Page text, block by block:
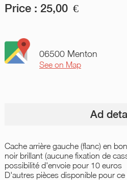
Price : 25,00 €
06500 Menton
See on Map
Ad
Cache arrière gauche (flanc) en
noir brillant (aucune fixation de
possibilité d'envoie pour 10 euros
D'autres pièces disponible pour ce